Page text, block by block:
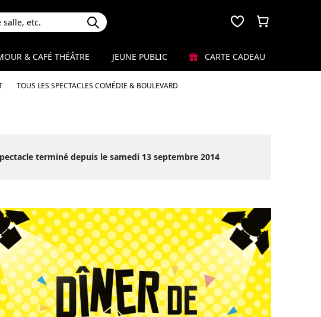
TOUS LES SPECTACLES COMÉDIE & BOULEVARD
& CAFÉ THÉÂTRE JEUNE PUBLIC CARTE CADEAU
terminé depuis le samedi 13 septembre 2014